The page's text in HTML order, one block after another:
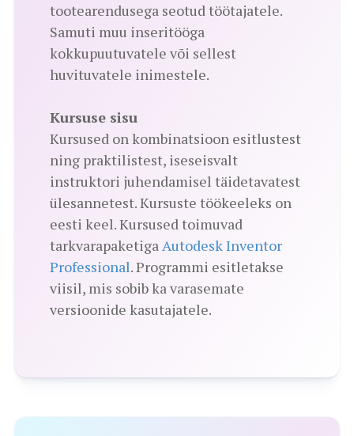
tootearendusega seotud töötajatele.
Samuti muu inseritööga
kokkupuutuvatele või sellest
huvituvatele inimestele.
Kursuse sisu
Kursused on kombinatsioon esitlustest
ning praktilistest, iseseisvalt
instruktori juhendamisel täidetavatest
ülesannetest. Kursuste töökeeleks on
eesti keel. Kursused toimuvad
tarkvarapaketigaAutodesk Inventor
Professional. Programmi esitletakse
viisil, mis sobib ka varasemate
versioonide kasutajatele.